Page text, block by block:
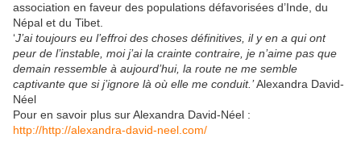
association en faveur des populations défavorisées d’Inde, du
Népal et du Tibet.
‘J’ai toujours eu l’effroi des choses définitives, il y en a qui ont
peur de l’instable, moi j’ai la crainte contraire, je n’aime pas que
demain ressemble à aujourd’hui, la route ne me semble
captivante que si j’ignore là où elle me conduit.’Alexandra David-
Néel
Pour en savoir plus sur Alexandra David-Néel :
http://http://alexandra-david-neel.com/